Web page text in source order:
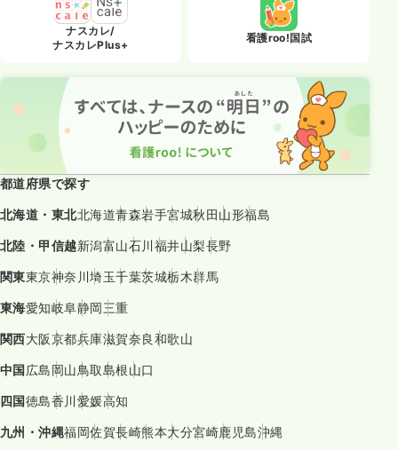
ナスカレ/
ナスカレPlus+
看護roo!国試
都道府県で探す
北海道・東北北海道青森岩手宮城秋田山形福島
北陸・甲信越新潟富山石川福井山梨長野
関東東京神奈川埼玉千葉茨城栃木群馬
東海愛知岐阜静岡三重
関西大阪京都兵庫滋賀奈良和歌山
中国広島岡山鳥取島根山口
四国徳島香川愛媛高知
九州・沖縄福岡佐賀長崎熊本大分宮崎鹿児島沖縄